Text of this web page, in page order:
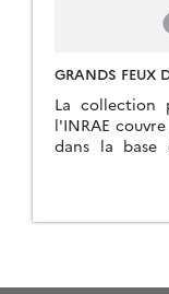
GRANDS FEUX
La collection
l'INRAE
dans la base